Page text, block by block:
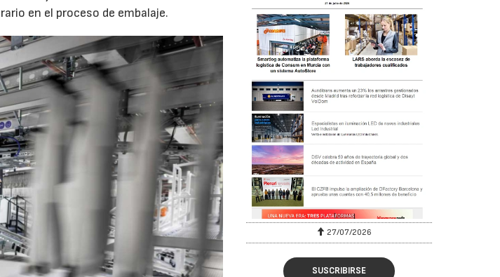
en el proceso de embalaje.
29/07/2026 27/07/2026
SUSCRIBIRSE